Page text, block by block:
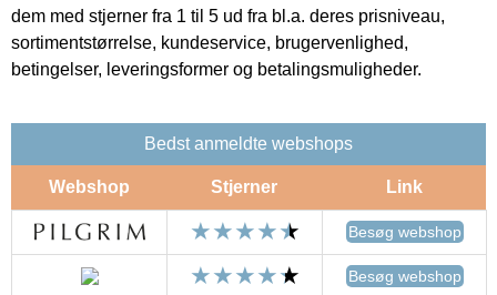
dem med stjerner fra 1 til 5 ud fra bl.a. deres prisniveau,
sortimentstørrelse, kundeservice, brugervenlighed,
betingelser, leveringsformer og betalingsmuligheder.
Bedst anmeldte webshops
Webshop Stjerner Link
Besøg webshop
Besøg webshop